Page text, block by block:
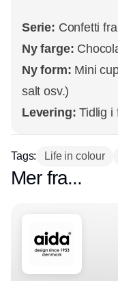
Serie: Confetti
Ny farge:
Ny form: Mini
salt osv.)
Levering: Tidlig i
Tags: Life in colour
Mer fra...